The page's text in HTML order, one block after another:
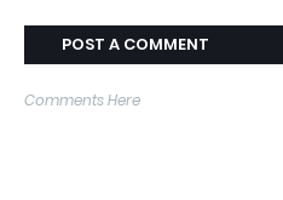
POST A COMMENT
Comments Here